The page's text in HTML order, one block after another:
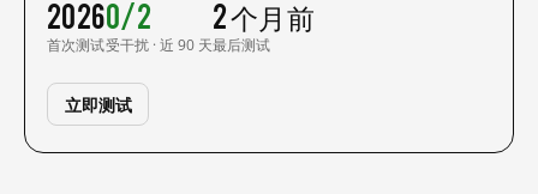
2026
首次测试
0/2
受干扰 · 近 90 天
2 个月前
最后测试
立即测试